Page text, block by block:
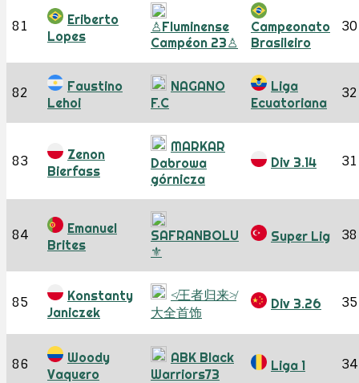
81
Eriberto
Lopes
♙Fluminense
Campéon 23♙
Campeonato
Brasileiro
30
82
Faustino
Lehoi
NAGANO
F.C
Liga
Ecuatoriana
32
83
Zenon
Bierfass
MARKAR
Dabrowa
górnicza
Div 3.14 31
84
Emanuel
Brites
SAFRANBOLU
⚜️
Super Lig 38
85
Konstanty
Janiczek
≮王者归来≯
大全首饰
Div 3.26 35
86
Woody
Vaquero
ABK Black
Warriors73
Liga 1 34